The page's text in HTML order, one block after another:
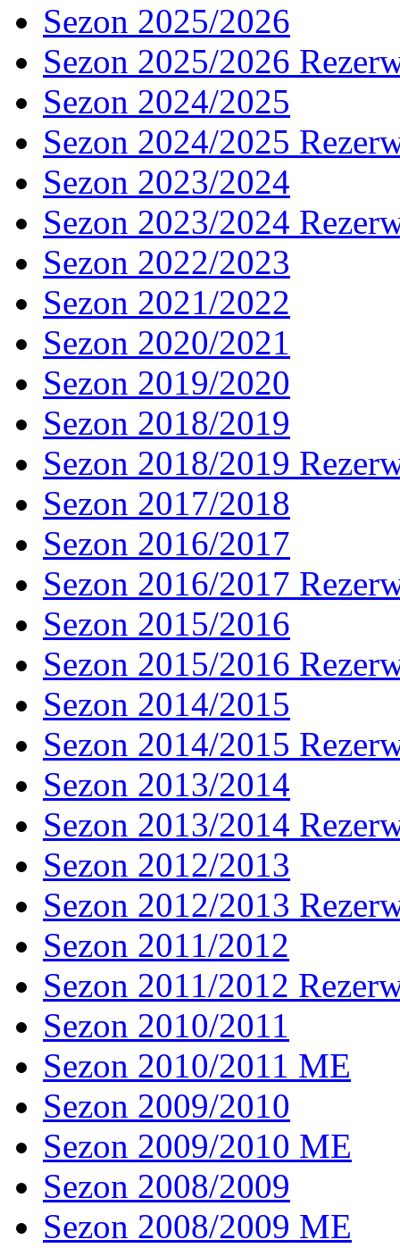
Sezon 2025/2026
Sezon 2025/2026
Sezon 2024/2025
Sezon 2024/2025
Sezon 2023/2024
Sezon 2023/2024
Sezon 2022/2023
Sezon 2021/2022
Sezon 2020/2021
Sezon 2019/2020
Sezon 2018/2019
Sezon 2018/2019
Sezon 2017/2018
Sezon 2016/2017
Sezon 2016/2017
Sezon 2015/2016
Sezon 2015/2016
Sezon 2014/2015
Sezon 2014/2015
Sezon 2013/2014
Sezon 2013/2014
Sezon 2012/2013
Sezon 2012/2013
Sezon 2011/2012
Sezon 2011/2012
Sezon 2010/2011
Sezon 2010/2011 ME
Sezon 2009/2010
Sezon 2009/2010 ME
Sezon 2008/2009
Sezon 2008/2009 ME